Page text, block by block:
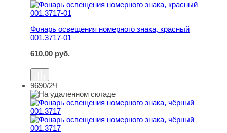
Фонарь освещения номерного знака, красный
001.3717-01
610,00 руб.
Фонарь освещения номерного знака, чёрный 001.3717
9690/2Ч